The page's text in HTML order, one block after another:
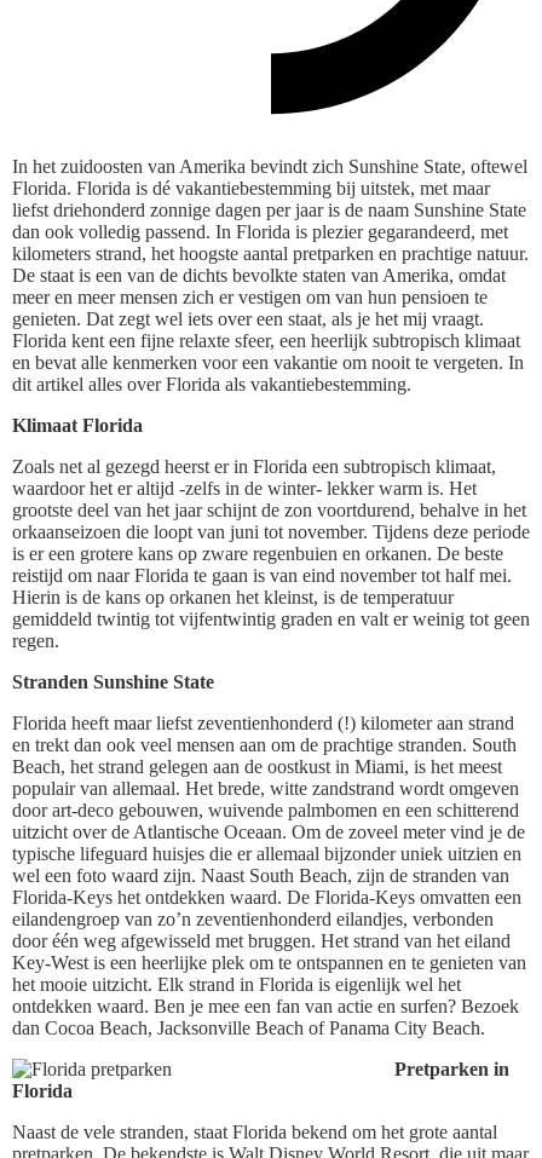
In het zuidoosten van Amerika bevindt zich Sunshine State, oftewel
Florida. Florida is dé vakantiebestemming bij uitstek, met maar
liefst driehonderd zonnige dagen per jaar is de naam Sunshine State
dan ook volledig passend. In Florida is plezier gegarandeerd, met
kilometers strand, het hoogste aantal pretparken en prachtige natuur.
De staat is een van de dichts bevolkte staten van Amerika, omdat
meer en meer mensen zich er vestigen om van hun pensioen te
genieten. Dat zegt wel iets over een staat, als je het mij vraagt.
Florida kent een fijne relaxte sfeer, een heerlijk subtropisch klimaat
en bevat alle kenmerken voor een vakantie om nooit te vergeten. In
dit artikel alles over Florida als vakantiebestemming.
Klimaat Florida
Zoals net al gezegd heerst er in Florida een subtropisch klimaat,
waardoor het er altijd -zelfs in de winter- lekker warm is. Het
grootste deel van het jaar schijnt de zon voortdurend, behalve in het
orkaanseizoen die loopt van juni tot november. Tijdens deze periode
is er een grotere kans op zware regenbuien en orkanen. De beste
reistijd om naar Florida te gaan is van eind november tot half mei.
Hierin is de kans op orkanen het kleinst, is de temperatuur
gemiddeld twintig tot vijfentwintig graden en valt er weinig tot geen
regen.
Stranden Sunshine State
Florida heeft maar liefst zeventienhonderd (!) kilometer aan strand
en trekt dan ook veel mensen aan om de prachtige stranden. South
Beach, het strand gelegen aan de oostkust in Miami, is het meest
populair van allemaal. Het brede, witte zandstrand wordt omgeven
door art-deco gebouwen, wuivende palmbomen en een schitterend
uitzicht over de Atlantische Oceaan. Om de zoveel meter vind je de
typische lifeguard huisjes die er allemaal bijzonder uniek uitzien en
wel een foto waard zijn. Naast South Beach, zijn de stranden van
Florida-Keys het ontdekken waard. De Florida-Keys omvatten een
eilandengroep van zo’n zeventienhonderd eilandjes, verbonden
door één weg afgewisseld met bruggen. Het strand van het eiland
Key-West is een heerlijke plek om te ontspannen en te genieten van
het mooie uitzicht. Elk strand in Florida is eigenlijk wel het
ontdekken waard. Ben je mee een fan van actie en surfen? Bezoek
dan Cocoa Beach, Jacksonville Beach of Panama City Beach.
Pretparken in
Florida
Naast de vele stranden, staat Florida bekend om het grote aantal
pretparken. De bekendste is Walt Disney World Resort, die uit maar